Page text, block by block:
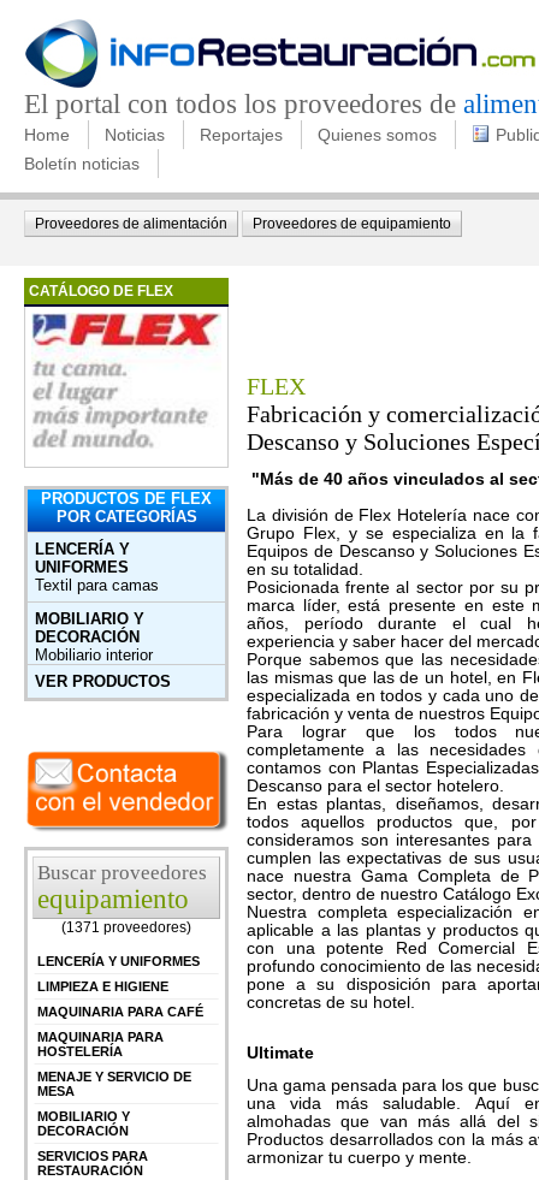
El portal con todos los proveedores de
Home Noticias Reportajes Quienes somos
Boletín noticias
Proveedores de alimentación Proveedores de equipamiento
CATÁLOGO DE FLEX
PRODUCTOS DE FLEX
POR CATEGORÍAS
LENCERÍA Y
UNIFORMES
Textil para camas
MOBILIARIO Y
DECORACIÓN
Mobiliario interior
VER PRODUCTOS
Buscar proveedores
equipamiento
(1371 proveedores)
LENCERÍA Y UNIFORMES
LIMPIEZA E HIGIENE
MAQUINARIA PARA CAFÉ
MAQUINARIA PARA
HOSTELERÍA
MENAJE Y SERVICIO DE
MESA
MOBILIARIO Y
DECORACIÓN
SERVICIOS PARA
RESTAURACIÓN
FLEX
Fabricación y
Descanso y Soluciones
"Más de 40 años vinculados al
La división de Flex Hotelería nace
Grupo Flex, y se especializa en la
Equipos de Descanso y Soluciones
en su totalidad.
Posicionada frente al sector por su
marca líder, está presente en este
años, período durante el cual
experiencia y saber hacer del
Porque sabemos que las
las mismas que las de un hotel, en
especializada en todos y cada uno
fabricación y venta de nuestros
Para lograr que los todos
completamente a las
contamos con Plantas
Descanso para el sector hotelero.
En estas plantas, diseñamos,
todos aquellos productos que,
consideramos son interesantes
cumplen las expectativas de sus
nace nuestra Gama Completa de
sector, dentro de nuestro Catálogo
Nuestra completa especialización
aplicable a las plantas y productos
con una potente Red Comercial
profundo conocimiento de las
pone a su disposición para
concretas de su hotel.
Ultimate
Una gama pensada para los que
una vida más saludable. Aquí
almohadas que van más allá del
Productos desarrollados con la más
armonizar tu cuerpo y mente.